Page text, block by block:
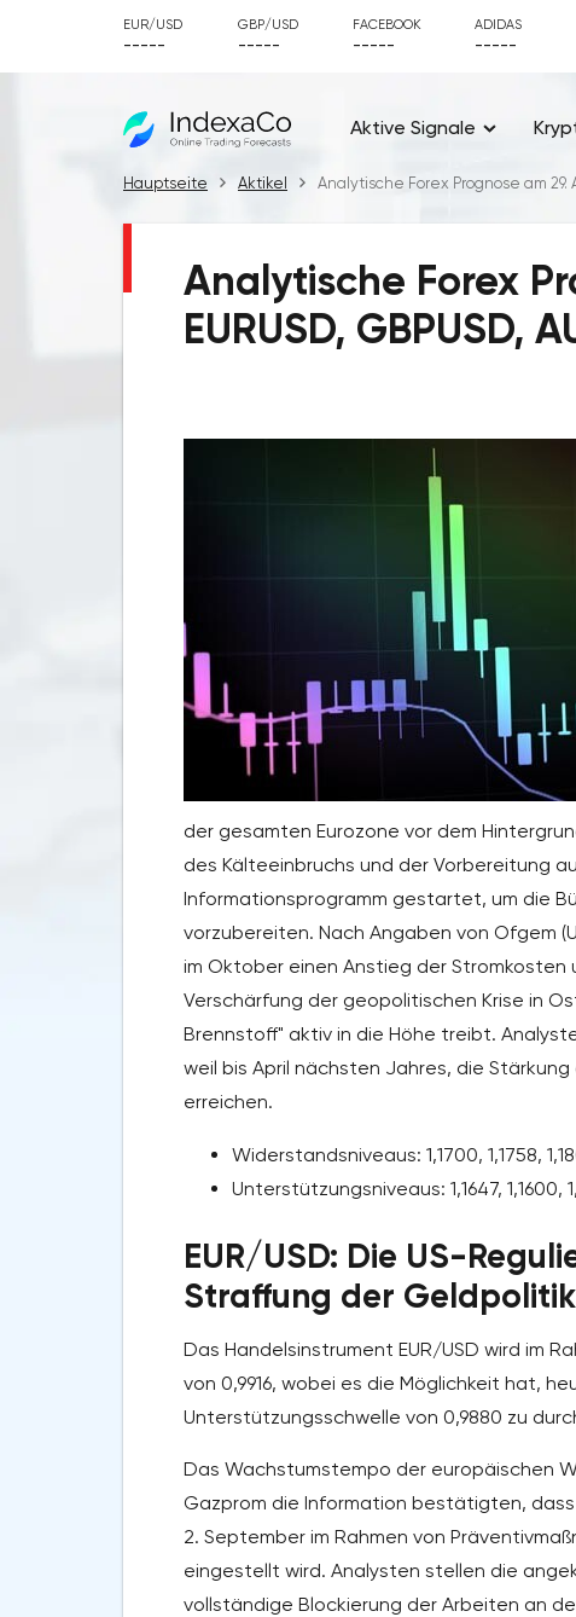
EUR/USD
-----
GBP/USD
-----
FACEBOOK
-----
ADIDAS
-----
Aktive Signale
Hauptseite Aktikel Analytische Forex Prognose am 29.
Analytische Forex
EURUSD, GBPUSD,
der gesamten Eurozone vor dem
des Kälteeinbruchs und der Vorbereitung
Informationsprogramm gestartet, um die
vorzubereiten. Nach Angaben von Ofgem
im Oktober einen Anstieg der Stromkosten
Verschärfung der geopolitischen Krise in
Brennstoff" aktiv in die Höhe treibt.
weil bis April nächsten Jahres, die
erreichen.
Widerstandsniveaus: 1,1700, 1,1758,
Unterstützungsniveaus: 1,1647, 1,1600,
EUR/USD: Die US-
Straffung der Geldpolitik
Das Handelsinstrument EUR/USD wird im
von 0,9916, wobei es die Möglichkeit hat,
Unterstützungsschwelle von 0,9880 zu
Das Wachstumstempo der europäischen
Gazprom die Information bestätigten,
2. September im Rahmen von
eingestellt wird. Analysten stellen die
vollständige Blockierung der Arbeiten an